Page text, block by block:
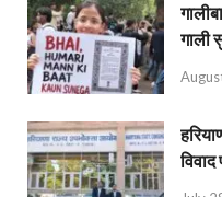
गाली
विवाद